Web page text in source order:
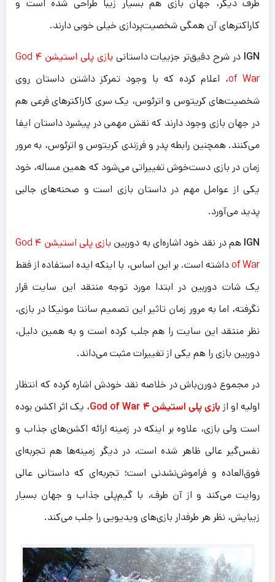
طرف دیگر، جهان بازی هم بسیار زیبا طراحی شده است و
کاراکتر‌های آن همگی شخصیت‌پردازی خیلی خوبی دارند.
IGN در شرح دقیق‌تر جزییات داستانی
بازی پلی استیشن ۴ God
of War، اعلام کرده که با وجود تمرکز داشتن داستان روی
شخصیت‌های کریتوس و اترئوس، یک سری کاراکتر‌های فرعی هم
در جهان بازی وجود دارند که نقش مهمی در پیشبرد داستان ایفا
می‌کنند. همچنین رابطه پدر و فرزندی کریتوس و اترئوس، به مرور
زمان در بازی دست‌خوش تغییراتی می‌شود که همین مساله، خود
یکی از عوامل مهم در داستان بازی است و صحنه‌های جالبی
پدید می‌آورد.
IGN هم در نقد خود اشاره‌ای به دوربین
بازی پلی استیشن ۴ God
of Warداشته است. بر این اساس، با اینکه ایده استفاده از فقط
یک شات دوربین در ابتدا مورد توجه منتقد این سایت قرار
نگرفته، اما به مرور زمان تاثیر این تصمیم سانتا مونیکا در بازی،
نظر منتقد این سایت را هم جلب کرده است و به همین دلیل،
دوربین بازی را هم یکی از تغییرات مثبت می‌داند.
در مجموع دورن‌باش در خلاصه نقد خودش اشاره کرده که انتظار
اولیه او از بازی پلی استیشن ۴ God of War
، یک اثر اکشن بوده
است ولی بازی، علاوه بر اینکه در زمینه ارائه اکشن‌های جذاب و
نفس‌گیر عالی ظاهر شده است، در دیگر زمینه‌ها هم تجربه‌ای
فوق‌العاده و فراموش‌نشدنی است؛ تجربه‌ای که داستانی عالی
روایت می‌کند و از آن طرف، با گیم‌پلی جذاب و جهان بسیار
زیبایش، نظر هر طرفدار بازی‌های ویدیویی را جلب می‌کند.